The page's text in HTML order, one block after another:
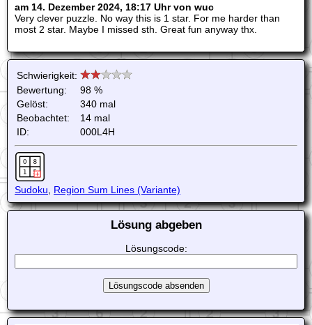
am 14. Dezember 2024, 18:17 Uhr von wuc
Very clever puzzle. No way this is 1 star. For me harder than
most 2 star. Maybe I missed sth. Great fun anyway thx.
Schwierigkeit:
Bewertung:
98 %
Gelöst:
340 mal
Beobachtet:
14 mal
ID:
000L4H
Sudoku Region Sum Lines (Variante)
Lösung abgeben
Lösungscode: